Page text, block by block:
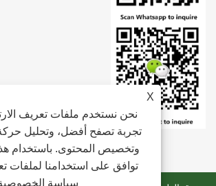
X
نحن نستخدم ملفات تعريف
تجربة تصفح أفضل، وتحليل
وتخصيص المحتوى. باستخدام
توافق على استخدامنا لملفات
سياسة